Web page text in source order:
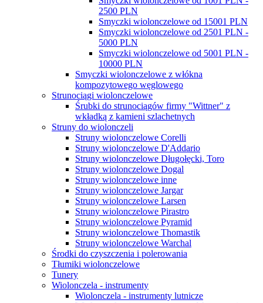
2500 PLN
Smyczki wiolonczelowe od 15001 PLN
Smyczki wiolonczelowe od 2501 PLN -
5000 PLN
Smyczki wiolonczelowe od 5001 PLN -
10000 PLN
Smyczki wiolonczelowe z włókna
kompozytowego węglowego
Strunociągi wiolonczelowe
Śrubki do strunociągów firmy "Wittner" z
wkładką z kamieni szlachetnych
Struny do wiolonczeli
Struny wiolonczelowe Corelli
Struny wiolonczelowe D'Addario
Struny wiolonczelowe Długołęcki, Toro
Struny wiolonczelowe Dogal
Struny wiolonczelowe inne
Struny wiolonczelowe Jargar
Struny wiolonczelowe Larsen
Struny wiolonczelowe Pirastro
Struny wiolonczelowe Pyramid
Struny wiolonczelowe Thomastik
Struny wiolonczelowe Warchal
Środki do czyszczenia i polerowania
Tłumiki wiolonczelowe
Tunery
Wiolonczela - instrumenty
Wiolonczela - instrumenty lutnicze